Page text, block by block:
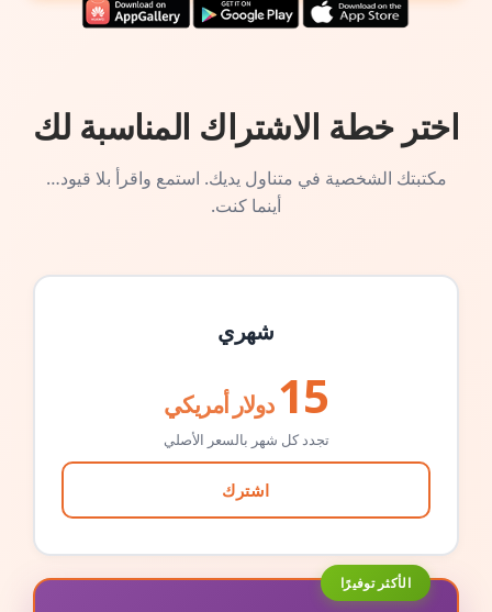
اختر خطة الاشتراك المناسبة لك
مكتبتك الشخصية في متناول يديك. استمع واقرأ بلا قيود…
أينما كنت.
شهري
15 دولار أمريكي
تجدد كل شهر بالسعر الأصلي
اشترك
الأكثر توفيرًا